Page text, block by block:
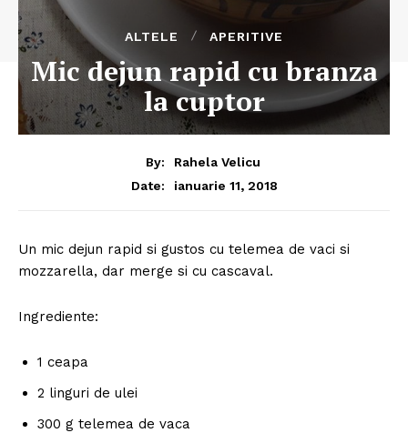
ALTELE APERITIVE
Mic dejun rapid cu branza
la cuptor
By:
Rahela Velicu
Date:
ianuarie 11, 2018
Un mic dejun rapid si gustos cu telemea de vaci si
mozzarella, dar merge si cu cascaval.
Ingrediente:
1 ceapa
2 linguri de ulei
300 g telemea de vaca